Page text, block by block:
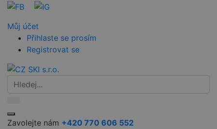
Můj účet
Přihlaste se prosím
Registrovat se
Zavolejte nám +420 770 606 552